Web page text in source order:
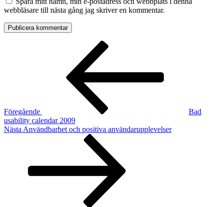
webbläsare till nästa gång jag skriver en kommentar.
Inläggsnavigering
Föregående
Bad
usability calendar 2009
Nästa
Nästa Användbarhet och positiva användarupplevelser